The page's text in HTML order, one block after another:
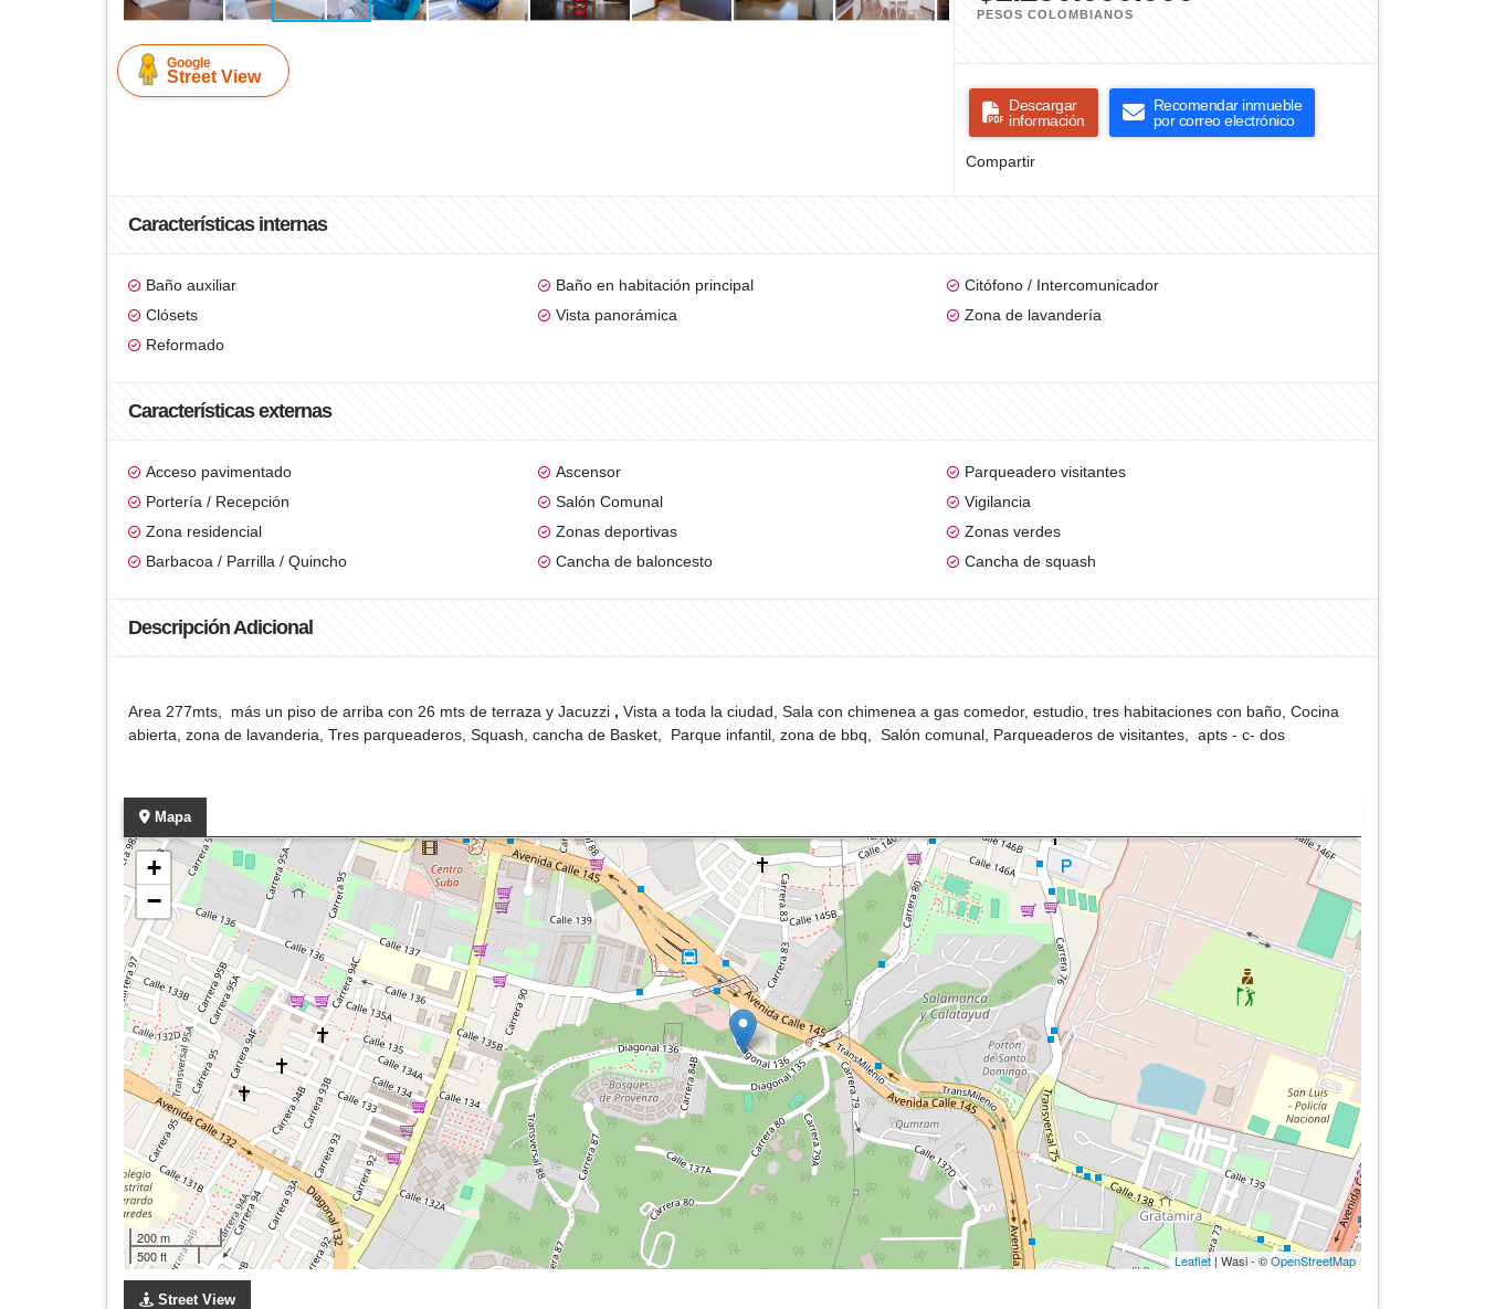
Google
Street View
PESOS COLOMBIANOS
Descargar
información
Recomendar inmueble
por correo electrónico
Compartir
Características internas
Baño auxiliar Baño en habitación principal
Citófono / Intercomunicador
Clósets
Vista panorámica
Zona de lavandería
Reformado
Características externas
Acceso pavimentado Ascensor
Parqueadero visitantes
Portería / Recepción
Salón Comunal
Vigilancia
Zona residencial
Zonas deportivas
Zonas verdes
Barbacoa / Parrilla / Quincho
Cancha de baloncesto Cancha de squash
Descripción Adicional
Area 277mts, más un piso de arriba con 26 mts de terraza y Jacuzzi , Vista a toda la ciudad, Sala con chimenea a gas comedor, estudio, tres habitaciones con baño, Cocina
abierta, zona de lavanderia, Tres parqueaderos, Squash, cancha de Basket, Parque infantil, zona de bbq, Salón comunal, Parqueaderos de visitantes, apts - c- dos
Mapa
+
−
200 m
500 ft
Leaflet| Wasi - ©OpenStreetMap
Street View